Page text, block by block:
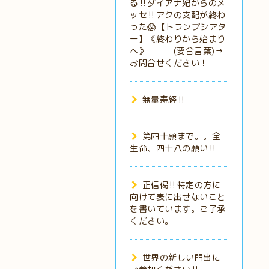
る‼️ダイアナ妃からのメ
ッセ‼️アクの支配が終わ
った😱【トランプシアタ
ー】《終わりから始まり
へ》 (要合言葉)→
お問合せください！
無量寿経‼️
第四十願まで。。全
生命、四十八の願い‼️
正信偈‼️特定の方に
向けて表に出せないこと
を書いています。ご了承
ください。
世界の新しい門出に